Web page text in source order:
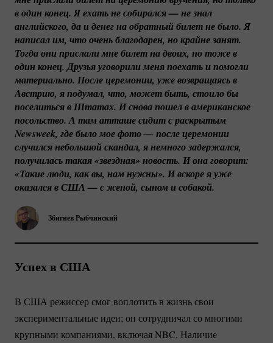
Збигнев Рыбчинский
в один конец. Я ехать не собирался — не знал
английского, да и денег на обратный билет не было. Я
написал им, что очень благодарен, но крайне занят.
Тогда они прислали мне билет на двоих, но тоже в
один конец. Друзья уговорили меня поехать и помогли
материально. После церемонии, уже возвращаясь в
Австрию, я подумал, что, может быть, стоило бы
поселиться в Штатах. И снова пошел в американское
посольство. А там атташе сидит с раскрытым
Newsweek, где было мое фото — после церемонии
случился небольшой скандал, я немного задержался,
получилась такая «звездная» новость. И она говорит:
«Такие люди, как вы, нам нужны». И вскоре я уже
оказался в США — с женой, сыном и собакой.
Успех в США
В США режиссер смог воплотить в жизнь свои
экспериментальные идеи; он сотрудничал со многими
крупными компаниями, включая NBC. Наличие